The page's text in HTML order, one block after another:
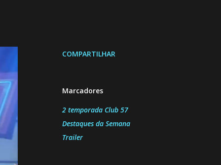
COMPARTILHAR
Marcadores
2 temporada Club 57
Destaques da Semana
Trailer